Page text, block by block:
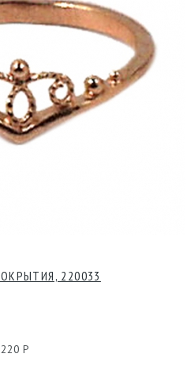
220033
Р